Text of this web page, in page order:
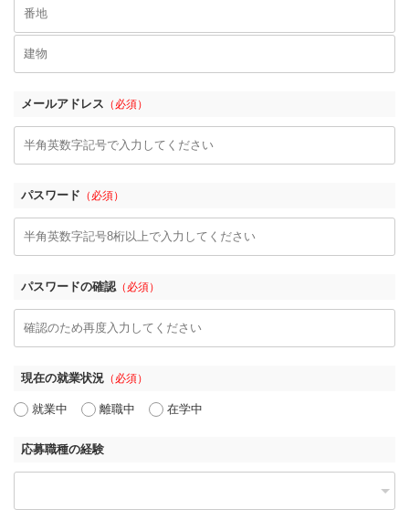
メールアドレス （必須）
パスワード （必須）
パスワードの確認（必須）
現在の就業状況 （必須）
就業中 離職中 在学中
応募職種の経験